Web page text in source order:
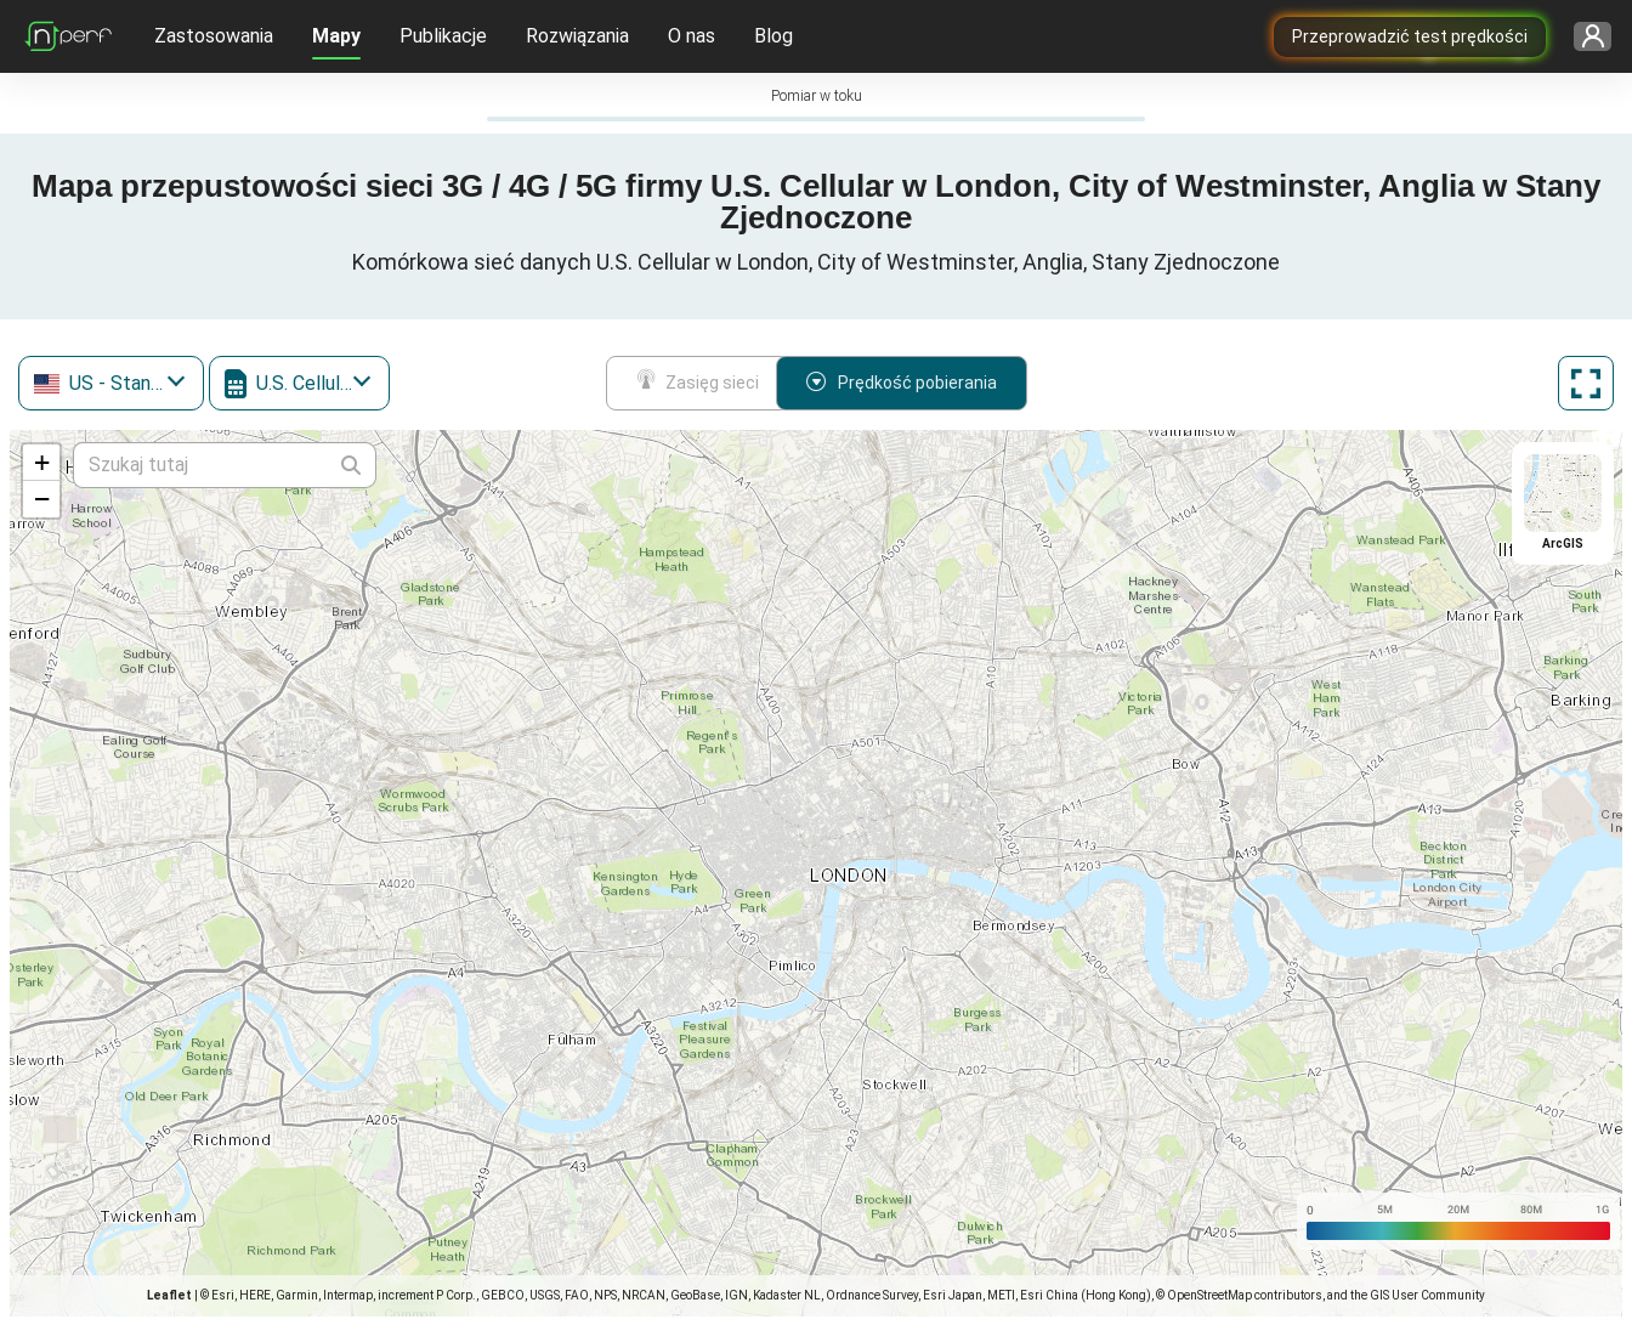
Przeprowadzić test prędkości
Zastosowania Mapy Publikacje Rozwiązania O nas Blog
Pomiar w toku
Mapa przepustowości sieci 3G / 4G / 5G firmy U.S. Cellular w London, City of Westminster, Anglia w Stany
Zjednoczone
Komórkowa sieć danych U.S. Cellular w London, City of Westminster, Anglia, Stany Zjednoczone
US - Stany Zjednoczone U.S. Cellular Zasięg sieci Prędkość pobierania
+
−
Leaflet © Esri, HERE, Garmin, Intermap, increment P Corp., GEBCO, USGS, FAO, NPS, NRCAN, GeoBase, IGN, Kadaster NL, Ordnance Survey, Esri Japan, METI, Esri China (Hong Kong), © OpenStreetMap contributors, and the GIS User Community
ArcGIS